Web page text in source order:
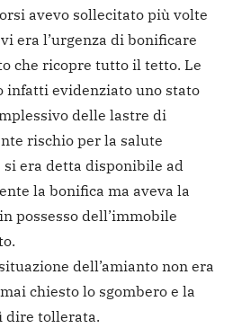
avevo sollecitato più volte
era l’urgenza di bonificare
che ricopre tutto il tetto. Le
infatti evidenziato uno stato
delle lastre di
rischio per la salute
era detta disponibile ad
la bonifica ma aveva la
possesso dell’immobile
dell’amianto non era
chiesto lo sgombero e la
dire tollerata.